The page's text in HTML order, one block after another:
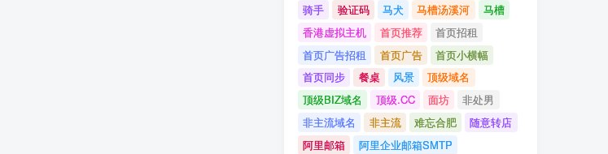
骑手
验证码 马犬 马槽汤溪河
马槽
香港虚拟主机
首页推荐
首页招租
首页广告招租
首页广告
首页小横幅
首页同步
餐桌 风景
顶级域名
顶级BIZ域名
顶级.CC 面坊
非处男
非主流域名
非主流 难忘合肥
随意转店
阿里邮箱
阿里企业邮箱SMTP